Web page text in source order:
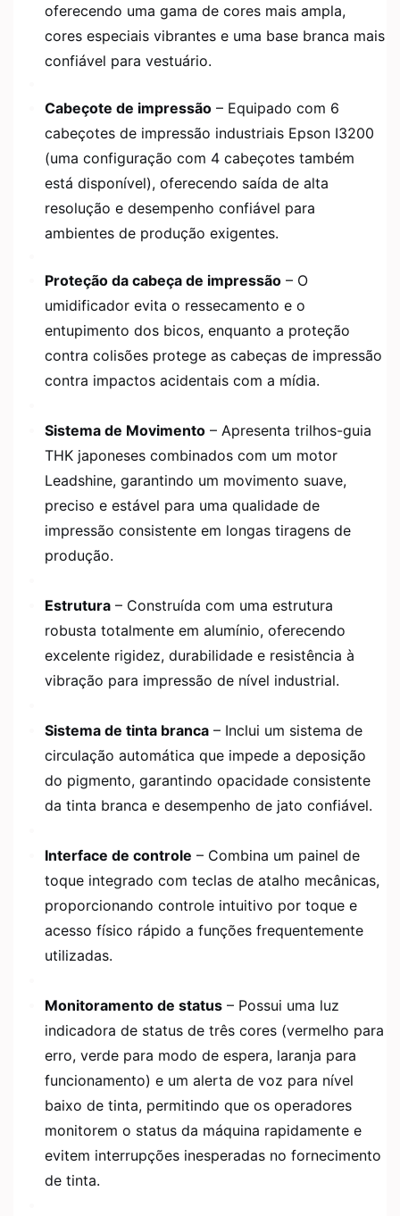
oferecendo uma gama de cores mais ampla,
cores especiais vibrantes e uma base branca mais
confiável para vestuário.
Cabeçote de impressão– Equipado com 6
cabeçotes de impressão industriais Epson I3200
(uma configuração com 4 cabeçotes também
está disponível), oferecendo saída de alta
resolução e desempenho confiável para
ambientes de produção exigentes.
Proteção da cabeça de impressão– O
umidificador evita o ressecamento e o
entupimento dos bicos, enquanto a proteção
contra colisões protege as cabeças de impressão
contra impactos acidentais com a mídia.
Sistema de Movimento– Apresenta trilhos-guia
THK japoneses combinados com um motor
Leadshine, garantindo um movimento suave,
preciso e estável para uma qualidade de
impressão consistente em longas tiragens de
produção.
Estrutura– Construída com uma estrutura
robusta totalmente em alumínio, oferecendo
excelente rigidez, durabilidade e resistência à
vibração para impressão de nível industrial.
Sistema de tinta branca– Inclui um sistema de
circulação automática que impede a deposição
do pigmento, garantindo opacidade consistente
da tinta branca e desempenho de jato confiável.
Interface de controle – Combina um painel de
toque integrado com teclas de atalho mecânicas,
proporcionando controle intuitivo por toque e
acesso físico rápido a funções frequentemente
utilizadas.
Monitoramento de status– Possui uma luz
indicadora de status de três cores (vermelho para
erro, verde para modo de espera, laranja para
funcionamento) e um alerta de voz para nível
baixo de tinta, permitindo que os operadores
monitorem o status da máquina rapidamente e
evitem interrupções inesperadas no fornecimento
de tinta.